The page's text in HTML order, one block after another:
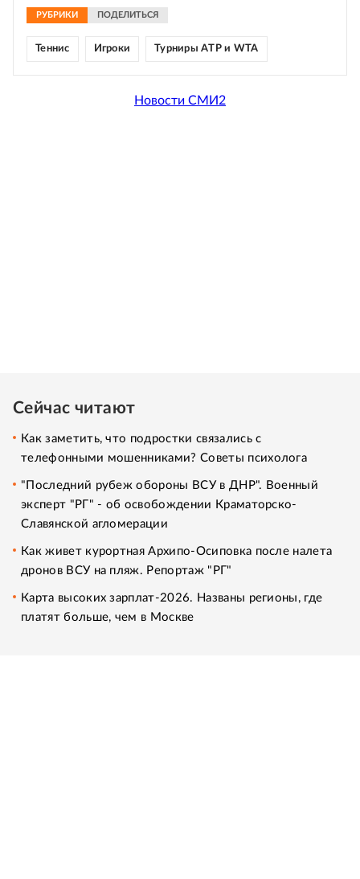
РУБРИКИ ПОДЕЛИТЬСЯ
Теннис Игроки Турниры ATP и WTA
Новости СМИ2
Сейчас читают
Как заметить, что подростки связались с
телефонными мошенниками? Советы психолога
"Последний рубеж обороны ВСУ в ДНР". Военный
эксперт "РГ" - об освобождении Краматорско-
Славянской агломерации
Как живет курортная Архипо-Осиповка после налета
дронов ВСУ на пляж. Репортаж "РГ"
Карта высоких зарплат-2026. Названы регионы, где
платят больше, чем в Москве